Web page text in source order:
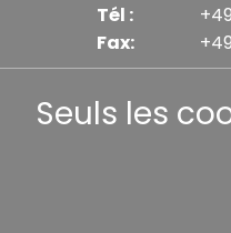
Tél :
Fax:
Seuls les